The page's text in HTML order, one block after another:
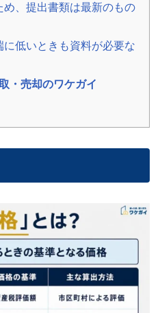
、提出書類は最新のもの
低いときも資料が必要な
・売却のワケガイ